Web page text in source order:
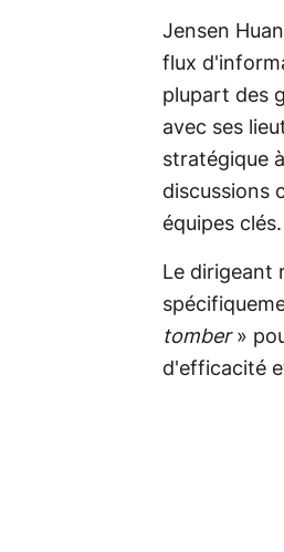
Jensen
flux
plupart des
avec ses
stratégique
discussions
équipes clés.
Le dirigeant
tomber»
d'efficacité